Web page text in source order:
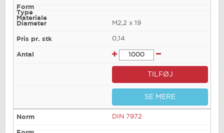
M2,2 x 19
0,14
TILFØJ
SE MERE
DIN 7972